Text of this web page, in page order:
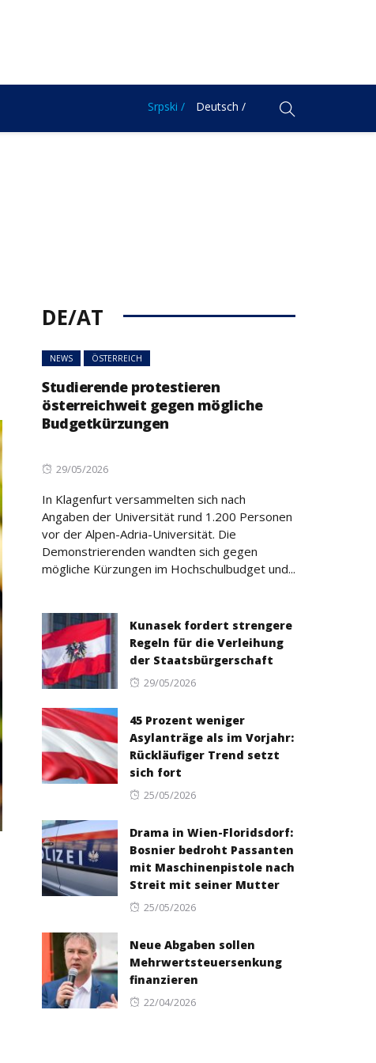
Srpski / Deutsch /
DE/AT
NEWS ÖSTERREICH
Studierende protestieren
österreichweit gegen mögliche
Budgetkürzungen
Posted
29/05/2026
In Klagenfurt versammelten sich nach
Angaben der Universität rund 1.200 Personen
vor der Alpen-Adria-Universität. Die
Demonstrierenden wandten sich gegen
mögliche Kürzungen im Hochschulbudget und...
Kunasek fordert strengere
Regeln für die Verleihung
der Staatsbürgerschaft
Posted
29/05/2026
45 Prozent weniger
Asylanträge als im Vorjahr:
Rückläufiger Trend setzt
sich fort
Posted
25/05/2026
Drama in Wien-Floridsdorf:
Bosnier bedroht Passanten
mit Maschinenpistole nach
Streit mit seiner Mutter
Posted
25/05/2026
Neue Abgaben sollen
Mehrwertsteuersenkung
finanzieren
Posted
22/04/2026